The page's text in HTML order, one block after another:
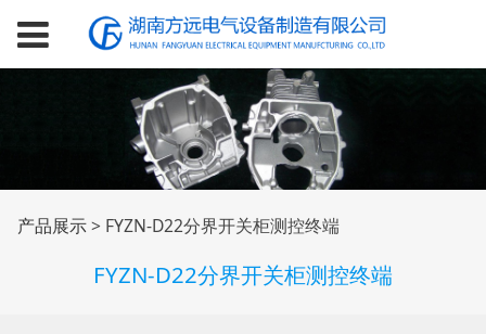
FYZN-D22分界开关柜
测控终端
产品展示> FYZN-D22分界开关柜测控终端
FYZN-D22分界开关柜测控终端